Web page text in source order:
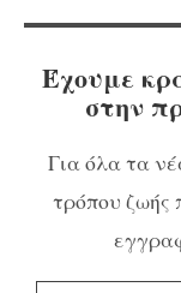
Έχουμε
στην
Για όλα τα
τρόπου ζωής